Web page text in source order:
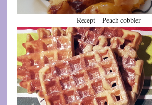
Recept – Peach cobbler